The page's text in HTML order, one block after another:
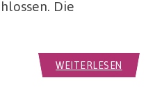
Die
WEITERLESEN